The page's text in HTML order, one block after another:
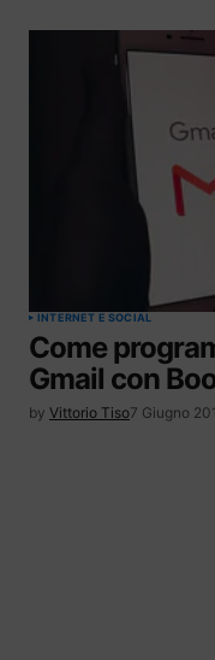
INTERNET E SOCIAL
Come
Gmail con
by Vittorio Tiso7 Giugno